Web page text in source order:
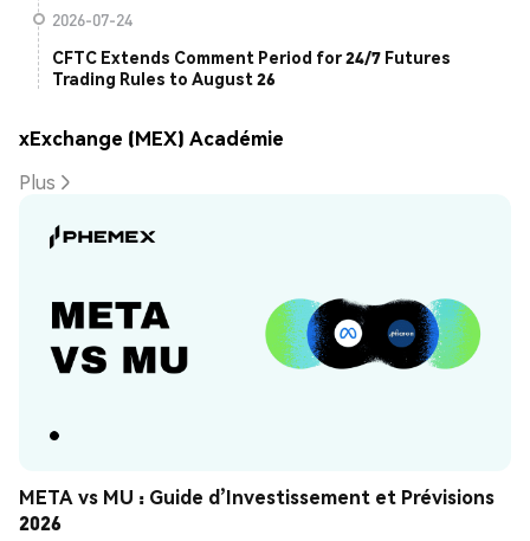
2026-07-24
CFTC Extends Comment Period for 24/7 Futures
Trading Rules to August 26
xExchange (MEX) Académie
Plus
META vs MU : Guide d’Investissement et Prévisions
2026